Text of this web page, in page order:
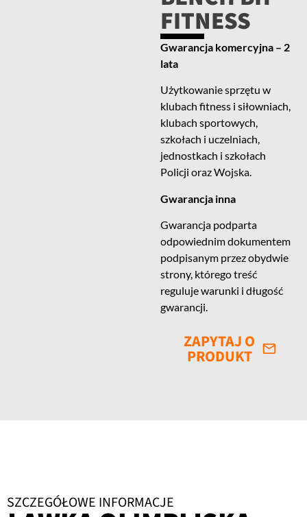
FITNESS
Gwarancja komercyjna – 2
lata
Użytkowanie sprzętu w
klubach fitness i siłowniach,
klubach sportowych,
szkołach i uczelniach,
jednostkach i szkołach
Policji oraz Wojska.
Gwarancja inna
Gwarancja podparta
odpowiednim dokumentem
podpisanym przez obydwie
strony, którego treść
reguluje warunki i długość
gwarancji.
ZAPYTAJ O
PRODUKT
SZCZEGÓŁOWE INFORMACJE